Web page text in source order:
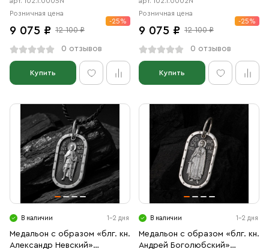
Розничная цена
9 075 ₽ 12 100 ₽
-25%
0 отзывов
Купить
Розничная цена
9 075 ₽ 12 100 ₽
-25%
0 отзывов
Купить
В наличии 1-2 дня
Медальон с образом «блг. кн.
Александр Невский»
В наличии 1-2 дня
Медальон с образом «блг. кн.
Андрей Боголюбский»